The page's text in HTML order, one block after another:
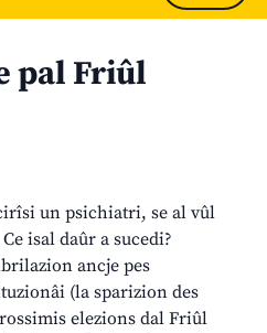
pal Friûl
un psichiatri, se al vûl
isal daûr a sucedi?
ancje pes
(la sparizion des
elezions dal Friûl